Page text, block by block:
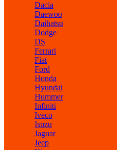
Dacia
Daewoo
Daihatsu
Dodge
DS
Ferrari
Fiat
Ford
Honda
Hyundai
Hummer
Infiniti
Iveco
Isuzu
Jaguar
Jeep